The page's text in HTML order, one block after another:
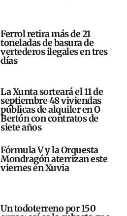
Ferrol retira más de 21
toneladas de basura de
vertederos ilegales en tres
días
La Xunta sorteará el 11 de
septiembre 48 viviendas
públicas de alquiler en O
Bertón con contratos de
siete años
Fórmula V y la Orquesta
Mondragón aterrizan este
viernes en Xuvia
Un todoterreno por 150